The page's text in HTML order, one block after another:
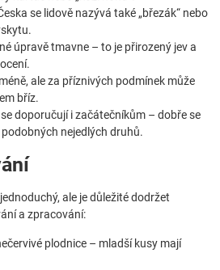
se lidově nazývá také „březák“ nebo
úpravě tmavne – to je přirozený jev a
ale za příznivých podmínek může
bříz.
doporučují i začátečníkům – dobře se
nejedlých druhů.
ale je důležité dodržet
a zpracování:
plodnice – mladší kusy mají